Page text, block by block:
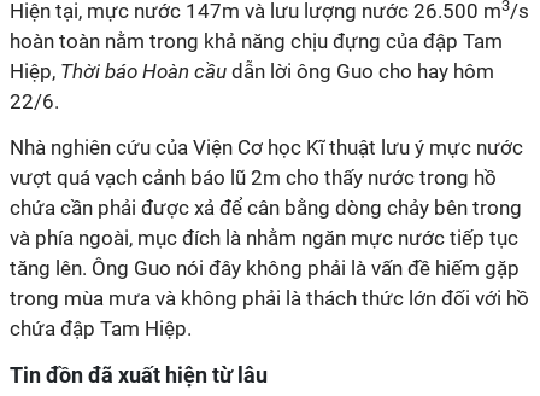
Hiện tại, mực nước 147m và lưu lượng nước 26.500 m3/s
hoàn toàn nằm trong khả năng chịu đựng của đập Tam
Hiệp, Thời báo Hoàn cầu dẫn lời ông Guo cho hay hôm
22/6.
Nhà nghiên cứu của Viện Cơ học Kĩ thuật lưu ý mực nước
vượt quá vạch cảnh báo lũ 2m cho thấy nước trong hồ
chứa cần phải được xả để cân bằng dòng chảy bên trong
và phía ngoài, mục đích là nhằm ngăn mực nước tiếp tục
tăng lên. Ông Guo nói đây không phải là vấn đề hiếm gặp
trong mùa mưa và không phải là thách thức lớn đối với hồ
chứa đập Tam Hiệp.
Tin đồn đã xuất hiện từ lâu